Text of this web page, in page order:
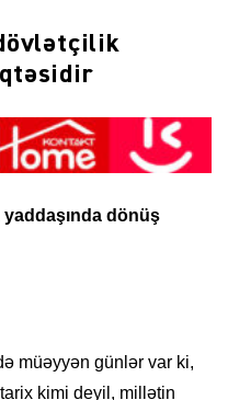
yaddaşında dönüş
müəyyən günlər var ki,
kimi deyil, millətin